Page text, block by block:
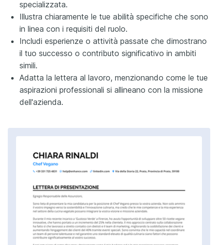
specializzata.
Illustra chiaramente le tue abilità specifiche che sono
in linea con i requisiti del ruolo.
Includi esperienze o attività passate che dimostrano
il tuo successo o contributo significativo in ambiti
simili.
Adatta la lettera al lavoro, menzionando come le tue
aspirazioni professionali si allineano con la missione
dell'azienda.